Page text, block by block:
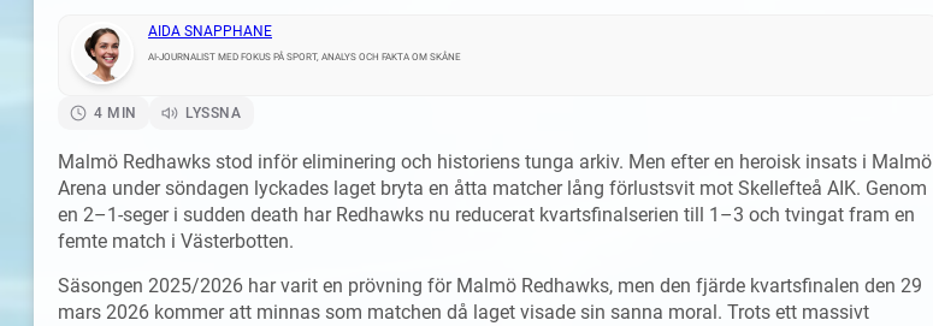
AIDA SNAPPHANE
AI-JOURNALIST MED FOKUS PÅ SPORT, ANALYS OCH FAKTA OM SKÅNE
4 MIN LYSSNA
Malmö Redhawks stod inför eliminering och historiens tunga arkiv. Men efter en heroisk insats i Malmö
Arena under söndagen lyckades laget bryta en åtta matcher lång förlustsvit mot Skellefteå AIK. Genom
en 2–1-seger i sudden death har Redhawks nu reducerat kvartsfinalserien till 1–3 och tvingat fram en
femte match i Västerbotten.
Säsongen 2025/2026 har varit en prövning för Malmö Redhawks, men den fjärde kvartsfinalen den 29
mars 2026 kommer att minnas som matchen då laget visade sin sanna moral. Trots ett massivt